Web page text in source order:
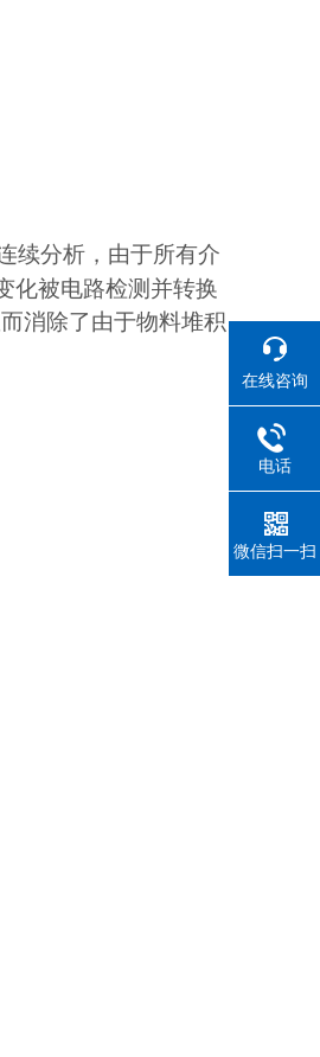
续分析，由于所有介
化被电路检测并转换
消除了由于物料堆积
在线咨询
电话
微信扫一扫